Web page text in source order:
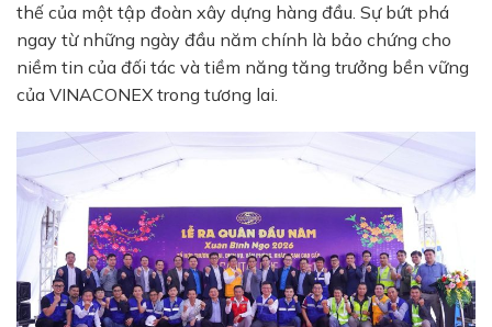
thế của một tập đoàn xây dựng hàng đầu. Sự bứt phá
ngay từ những ngày đầu năm chính là bảo chứng cho
niềm tin của đối tác và tiềm năng tăng trưởng bền vững
của VINACONEX trong tương lai.